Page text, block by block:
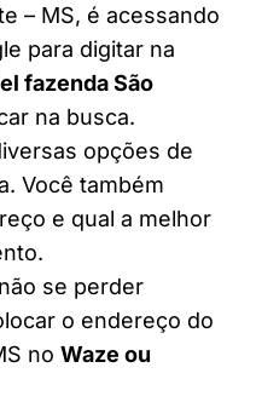
– MS, é acessando
para digitar na
fazenda São
na busca.
opções de
Você também
e qual a melhor
se perder
o endereço do
no Waze ou